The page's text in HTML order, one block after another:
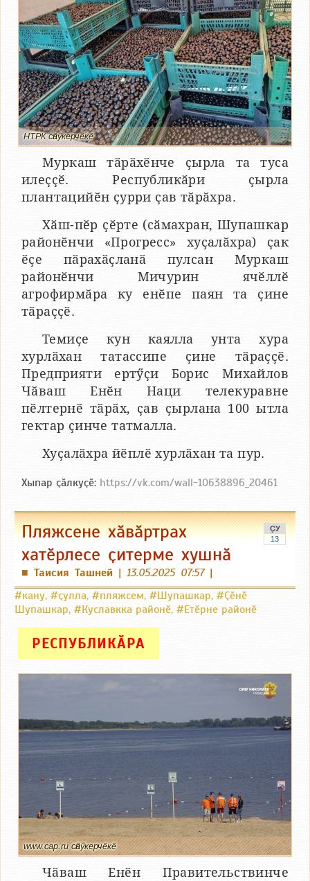
НТРК сӑнӳкерчӗкӗ
Муркаш тӑрӑхӗнче ҫырла та туса
илеҫҫӗ. Республикӑри ҫырла
плантацийӗн ҫурри ҫав тӑрӑхра.
Хӑш-пӗр ҫӗрте (сӑмахран, Шупашкар
районӗнчи «Прогресс» хуҫалӑхра) ҫак
ӗҫе пӑрахӑҫланӑ пулсан Муркаш
районӗнчи Мичурин ячӗллӗ
агрофирмӑра ку енӗпе паян та ҫине
тӑраҫҫӗ.
Темиҫе кун каялла унта хура
хурлӑхан татассипе ҫине тӑраҫҫӗ.
Предприяти ертӳҫи Борис Михайлов
Чӑваш Енӗн Наци телекуравне
пӗлтернӗ тӑрӑх, ҫав ҫырлана 100 ытла
гектар ҫинче татмалла.
Хуҫалӑхра йӗплӗ хурлӑхан та пур.
Хыпар ҫӑлкуҫӗ: https://vk.com/wall-10638896_20461
ҪУ
13
Пляжсене хӑвӑртрах
хатӗрлесе ҫитерме хушнӑ
■ Таисия Ташней | 13.05.2025 07:57|
#кану, #ҫулла, #пляжсем, #Шупашкар, #Ҫӗнӗ
Шупашкар, #Куславкка районӗ, #Етӗрне районӗ
РЕСПУБЛИКӐРА
www.cap.ru сӑнӳкерчӗкӗ
Чӑваш Енӗн Правительствинче